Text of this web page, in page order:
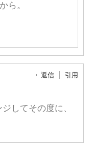
ら。
返信 引用
してその度に、